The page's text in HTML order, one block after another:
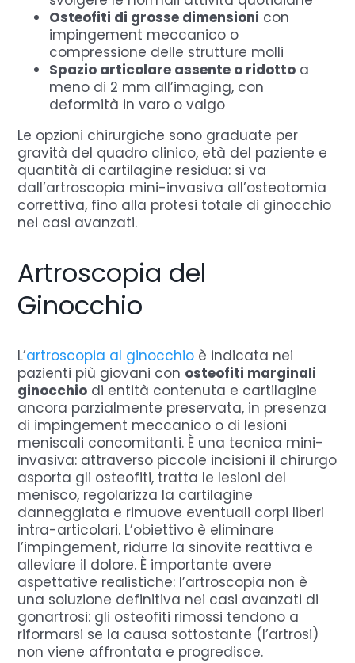
Osteofiti di grosse dimensioni con
impingement meccanico o
compressione delle strutture molli
Spazio articolare assente o ridotto a
meno di 2 mm all’imaging, con
deformità in varo o valgo
Le opzioni chirurgiche sono graduate per
gravità del quadro clinico, età del paziente e
quantità di cartilagine residua: si va
dall’artroscopia mini-invasiva all’osteotomia
correttiva, fino alla protesi totale di ginocchio
nei casi avanzati.
Artroscopia del
Ginocchio
L’artroscopia al ginocchio è indicata nei
pazienti più giovani con osteofiti marginali
ginocchio di entità contenuta e cartilagine
ancora parzialmente preservata, in presenza
di impingement meccanico o di lesioni
meniscali concomitanti. È una tecnica mini-
invasiva: attraverso piccole incisioni il chirurgo
asporta gli osteofiti, tratta le lesioni del
menisco, regolarizza la cartilagine
danneggiata e rimuove eventuali corpi liberi
intra-articolari. L’obiettivo è eliminare
l’impingement, ridurre la sinovite reattiva e
alleviare il dolore. È importante avere
aspettative realistiche: l’artroscopia non è
una soluzione definitiva nei casi avanzati di
gonartrosi: gli osteofiti rimossi tendono a
riformarsi se la causa sottostante (l’artrosi)
non viene affrontata e progredisce.